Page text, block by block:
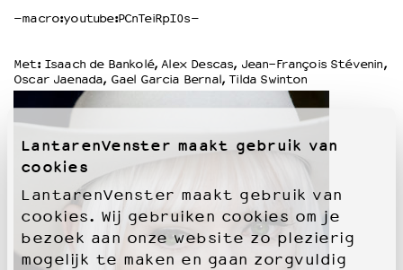
LantarenVenster maakt gebruik van
cookies
LantarenVenster maakt gebruik van
cookies. Wij gebruiken cookies om je
bezoek aan onze website zo plezierig
mogelijk te maken en gaan zorgvuldig
Privacyverklaring
Duurzaamheid
Culturele boycot Israël
Ruimte voor artistieke vrijheid – VNPF
–macro:youtube:PCnTeiRpI0s–
Met: Isaach de Bankolé, Alex Descas, Jean-François Stévenin,
Oscar Jaenada, Gael Garcia Bernal, Tilda Swinton